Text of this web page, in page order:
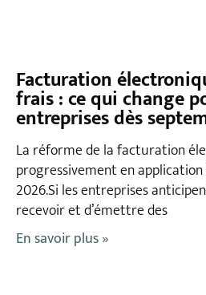
Facturation
frais : ce qui change
entreprises dès
La réforme de la facturation
progressivement en
2026.Si les entreprises
recevoir et d’émettre des
En savoir plus »